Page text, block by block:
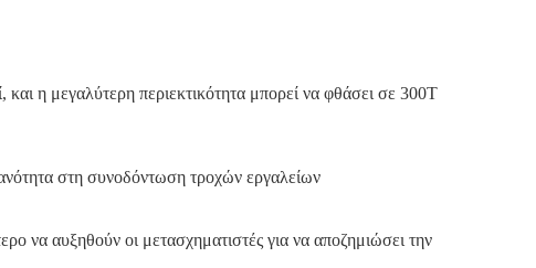
η μεγαλύτερη περιεκτικότητα μπορεί να φθάσει σε 300T
στη συνοδόντωση τροχών εργαλείων
να αυξηθούν οι μετασχηματιστές για να αποζημιώσει την